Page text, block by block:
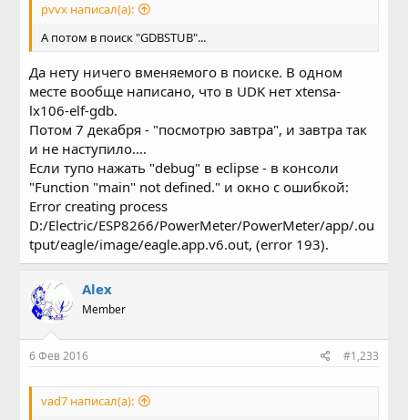
pvvx написал(а):
А потом в поиск "GDBSTUB"...
Да нету ничего вменяемого в поиске. В одном
месте вообще написано, что в UDK нет xtensa-
lx106-elf-gdb.
Потом 7 декабря - "посмотрю завтра", и завтра так
и не наступило....
Если тупо нажать "debug" в eclipse - в консоли
"Function "main" not defined." и окно с ошибкой:
Error creating process
D:/Electric/ESP8266/PowerMeter/PowerMeter/app/.ou
tput/eagle/image/eagle.app.v6.out, (error 193).
Alex
Member
6 Фев 2016 #1,233
vad7 написал(а):